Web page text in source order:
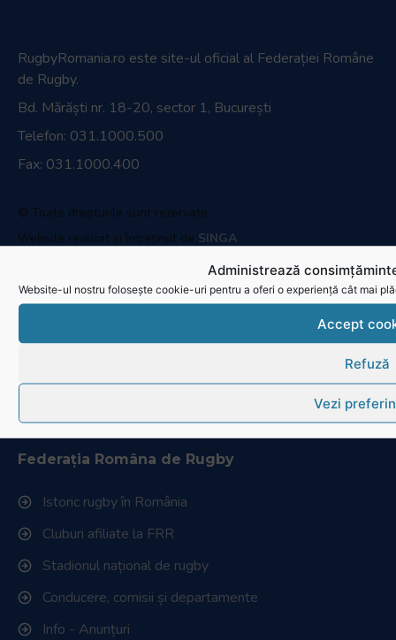
Administrează
Website-ul nostru folosește cookie-uri pentru a oferi o experiență cât mai
Accept
Refuză
Vezi
RugbyRomania.ro este site-ul oficial al Federației Române
de Rugby.
Bd. Mărăști nr. 18-20, sector 1, București
Telefon: 031.1000.500
Fax: 031.1000.400
© Toate drepturile sunt rezervate.
Website realizat și întreținut de SINGA
Contactează-ne
Cum se joacă Rugby
Federația Româna de Rugby
Istoric rugby în România
Cluburi afiliate la FRR
Stadionul național de rugby
Conducere, comisii și departamente
Info - Anunțuri